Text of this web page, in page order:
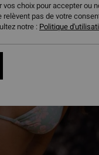
choix pour accepter
pas de votre
notre : Politique